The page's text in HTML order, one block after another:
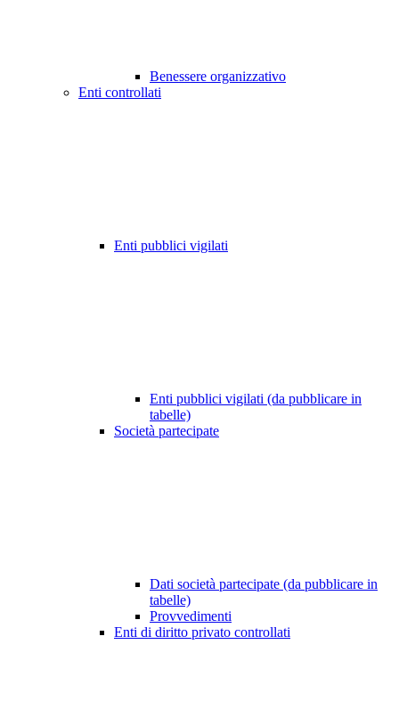
Benessere organizzativo
Enti controllati
Enti pubblici vigilati
Enti pubblici vigilati (da pubblicare in
tabelle)
Società partecipate
Dati società partecipate (da pubblicare in
tabelle)
Provvedimenti
Enti di diritto privato controllati